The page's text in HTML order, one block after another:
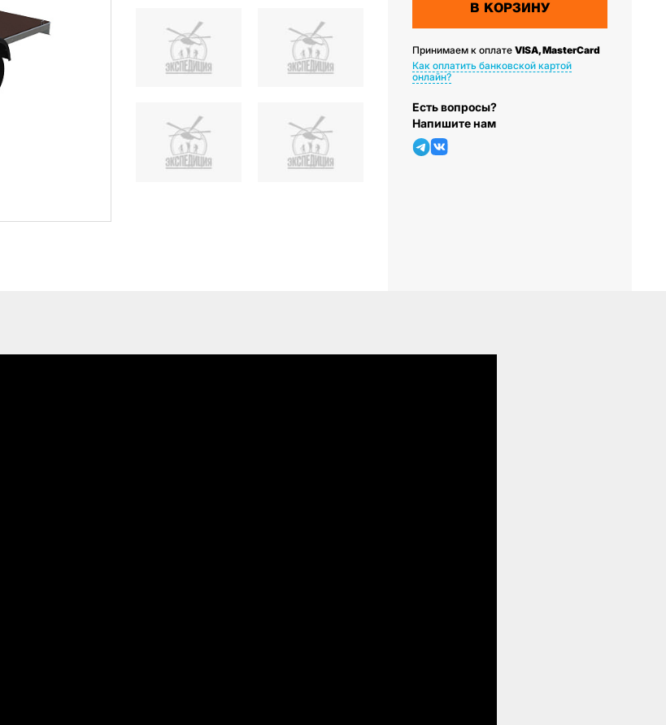
В КОРЗИНУ
Принимаем к оплате VISA, MasterCard
Как оплатить банковской картой
онлайн?
Есть вопросы?
Напишите нам